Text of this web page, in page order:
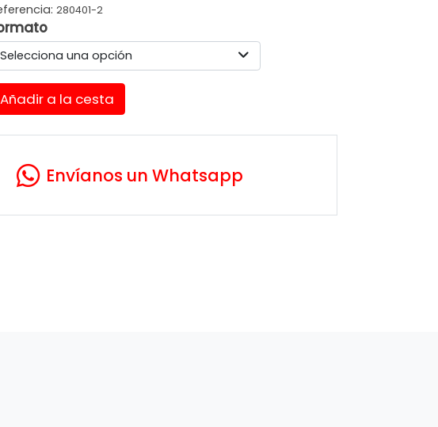
280401-2
Selecciona una opción
Añadir a la cesta
Envíanos un Whatsapp